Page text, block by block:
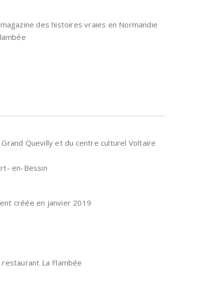
des histoires vraies en Normandie
Quevilly et du centre culturel Voltaire
en-Bessin
créée en janvier 2019
La Flambée